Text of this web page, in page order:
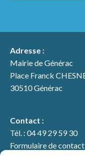
Adresse :
Mairie de Générac
Place Franck
30510 Générac
Contact :
Tél. : 04 49 29 59 30
Formulaire de contact